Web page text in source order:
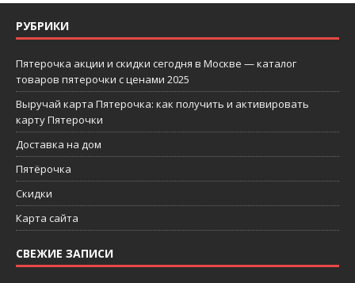
РУБРИКИ
Пятерочка акции и скидки сегодня в Москве — каталог
товаров пятерочки с ценами 2025
Выручай карта Пятерочка: как получить и активировать
карту Пятерочки
Доставка на дом
Пятёрочка
Скидки
Карта сайта
СВЕЖИЕ ЗАПИСИ